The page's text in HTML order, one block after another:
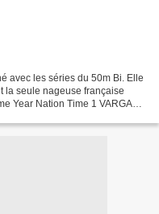
avec les séries du 50m Bi. Elle
la seule nageuse française
Year Nation Time 1 VARGA